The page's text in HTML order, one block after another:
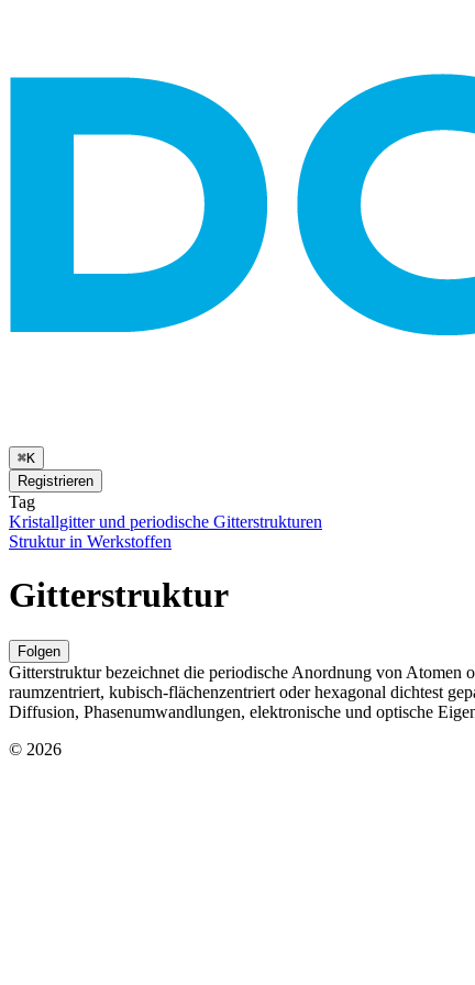
⌘K
Registrieren
Tag
Kristallgitter und periodische Gitterstrukturen
Struktur in Werkstoffen
Gitterstruktur
Folgen
Gitterstruktur bezeichnet die periodische Anordnung von Atomen
raumzentriert, kubisch-flächenzentriert oder hexagonal dichtest
Diffusion, Phasenumwandlungen, elektronische und optische
© 2026